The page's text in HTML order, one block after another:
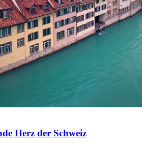
Herz der Schweiz